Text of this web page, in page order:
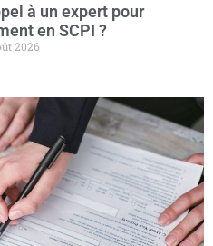
à un expert pour
en SCPI ?
2026